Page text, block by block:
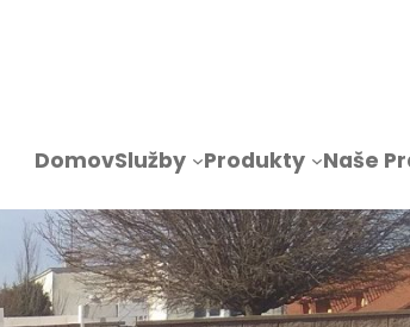
DomovSlužby Produkty Naše